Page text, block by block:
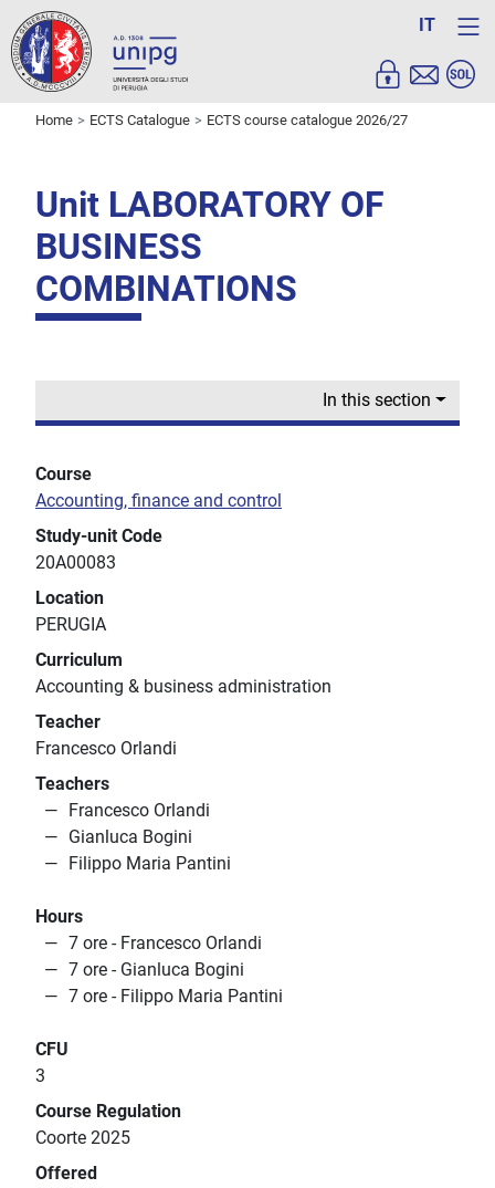
IT
Home ECTS Catalogue ECTS course catalogue 2026/27
Unit LABORATORY OF
BUSINESS
COMBINATIONS
In this section
Course
Accounting, finance and control
Study-unit Code
20A00083
Location
PERUGIA
Curriculum
Accounting & business administration
Teacher
Francesco Orlandi
Teachers
Francesco Orlandi
Gianluca Bogini
Filippo Maria Pantini
Hours
7 ore - Francesco Orlandi
7 ore - Gianluca Bogini
7 ore - Filippo Maria Pantini
CFU
3
Course Regulation
Coorte 2025
Offered